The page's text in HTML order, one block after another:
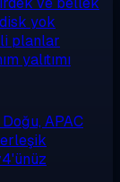
yok
planlar
yalıtımı
APAC